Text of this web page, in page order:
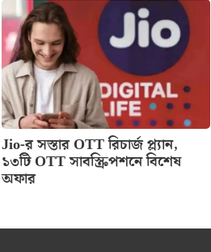
Jio-র সস্তার OTT রিচার্জ প্ল্যান,
১৩টি OTT সাবস্ক্রিপশনে বিশেষ
অফার